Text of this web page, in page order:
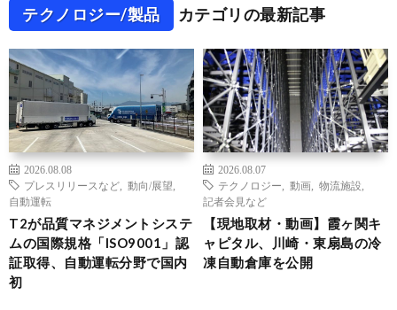
テクノロジー/製品 カテゴリの最新記事
2026.08.08
プレスリリースなど
動向/展望
自動運転
T2が品質マネジメントシステ
ムの国際規格「ISO9001」認
証取得、自動運転分野で国内
初
2026.08.07
テクノロジー
動画 物流施設
記者会見など
【現地取材・動画】霞ヶ関キ
ャピタル、川崎・東扇島の冷
凍自動倉庫を公開